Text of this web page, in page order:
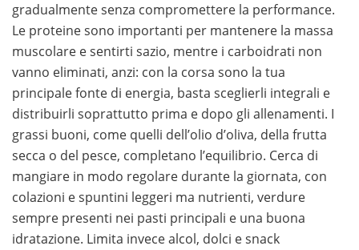
gradualmente senza compromettere la performance.
Le proteine sono importanti per mantenere la massa
muscolare e sentirti sazio, mentre i carboidrati non
vanno eliminati, anzi: con la corsa sono la tua
principale fonte di energia, basta sceglierli integrali e
distribuirli soprattutto prima e dopo gli allenamenti. I
grassi buoni, come quelli dell’olio d’oliva, della frutta
secca o del pesce, completano l’equilibrio. Cerca di
mangiare in modo regolare durante la giornata, con
colazioni e spuntini leggeri ma nutrienti, verdure
sempre presenti nei pasti principali e una buona
idratazione. Limita invece alcol, dolci e snack